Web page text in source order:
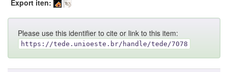
Export iten:
Please use this identifier to cite or link to this item:
https://tede.unioeste.br/handle/tede/7078